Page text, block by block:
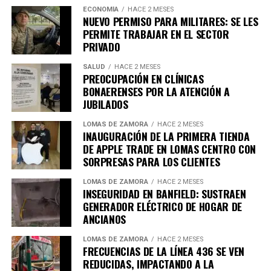
La medida también aplicará a los consorcios
Asimismo, la iniciativa prevé que los comercios y
servicios con alto consumo de agua adopten
para reutilizar el agua utilizada en sus procesos de
lavado.
En lo que respecta a edificios residenciales, se plantea
que los consorcios más grandes implementen
dispositivos que regulen el flujo y la presión del agua
En segundo lugar, la muerte asistida voluntaria, donde la
persona se autoadministra el medicamento recetado
por un médico.
El proyecto establece que ambos métodos deberán
contar con cobertura obligatoria en hospitales públicos,
así como en obras sociales y empresas de medicina
prepaga.
Requisitos para acceder a estos
procedimientos
De acuerdo con la propuesta, podrán solicitar el
procedimiento aquellas personas que presenten:
Una enfermedad grave e incurable.
Un estado crónico irreversible.
ECONOMÍA HACE 2 MESES
NUEVO PERMISO PARA MILITARES: SE LES
PERMITE TRABAJAR EN EL SECTOR
PRIVADO
SALUD HACE 2 MESES
PREOCUPACIÓN EN CLÍNICAS
BONAERENSES POR LA ATENCIÓN A
JUBILADOS
LOMAS DE ZAMORA HACE 2 MESES
INAUGURACIÓN DE LA PRIMERA TIENDA
DE APPLE TRADE EN LOMAS CENTRO CON
SORPRESAS PARA LOS CLIENTES
LOMAS DE ZAMORA HACE 2 MESES
INSEGURIDAD EN BANFIELD: SUSTRAEN
GENERADOR ELÉCTRICO DE HOGAR DE
ANCIANOS
LOMAS DE ZAMORA HACE 2 MESES
FRECUENCIAS DE LA LÍNEA 436 SE VEN
REDUCIDAS, IMPACTANDO A LA